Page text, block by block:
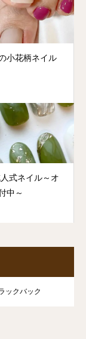
小花柄ネイル
式ネイル～オ
中～
ックバック